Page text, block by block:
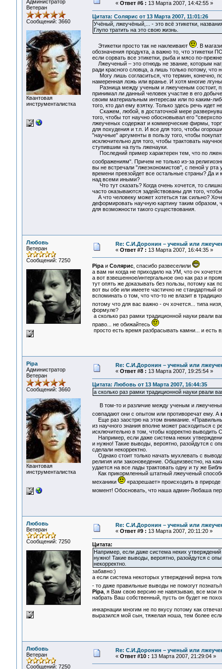
Администратор
Ветеран
Сообщений: 3660
Квантовая
инструменталистка
« Ответ #6 : 13 Марта 2007, 14:42:55 »
Цитата: Солярис от 13 Марта 2007, 11:01:26
Учёный, лжеучёный,... - это всё этикетки,
Глупо тратить на это свою жизнь.
Этикетки просто так не наклеивают
. В
обозначения продукта, а важно то, что
если сорвать все этикетки, рыба и мясо по-
Лжеученый – это отнюдь не звание, которым
ради красного словца, а лишь только потому,
Могу лишь согласиться, что термин, конечно,
намеренная ложь или вранье. И хотя многие
Разница между ученым и лжеученым состоит,
принимал ли данный человек участие в его
своим материальным интересам или по каким-
того, кто дал ему взятку. Только здесь речь идет
Скажем, любой, в достаточной мере
того, чтобы тот научно обосновывал его
лжеученых содержат и коммерческие фирмы,
для похудения и т.п. И все для того, чтобы
"научные" аргументы в пользу того, чтобы
исключительно для того, чтобы трактовать
ступившим на путь лженауки.
Последний пример характерен тем, что по
соображениям". Причем не только из-за
вы не встречали "лжеэкономистов", с пеной у
времени превзойдет все остальные страны? Да и
над всеми иными?
Что тут сказать? Когда очень хочется, то
часто оказываются задействованы для того,
А что человеку может хотеться так сильно?
деформировать научную картину таким образом,
для возможности такого существования.
Любовь
Ветеран
Сообщений: 7250
Re: С.И.Доронин – ученый или
« Ответ #7 : 13 Марта 2007, 16:44:35 »
Pipaи Солярис, спасибо развеселили
а вам ни когда не приходило на УМ, что оч
а вот взвешенное/интергальное оно как раз и
тут опять же доказывать без пользы, потому как
вот вы обе или имеете частично не стандартный
вспоминать о том, что что-то не влазит в
потому что для вас важно - оч хочется... типа
формуле?
а сколько раз рамки традиционной науки рвали
право... не обижайтесь
просто есть время разбрасывать камни... и есть
Pipa
Администратор
Ветеран
Сообщений: 3660
Квантовая
инструменталистка
Re: С.И.Доронин – ученый или
« Ответ #8 : 13 Марта 2007, 19:25:54 »
Цитата: Любовь от 13 Марта 2007, 16:44:35
а сколько раз рамки традиционной науки рвали
В том-то и различие между ученым и
совпадают они с опытом или противоречат ему. А
Еще раз заострю на этом внимание.
из научного знания вполне может расходиться с
исключительно в том, чтобы корректно
Например, если даже система неких
и нужно! Такие выводы, вероятно, разойдутся с
сделали некорректно.
Однако стоит только начать мухлевать с
религия или законоведение. Общеизвестно, на
удается на все лады трактовать одну и ту же
Как прикормленный штатный лжеученый
механики
«разрешает» происходить в
момент! Обосновать, что наша админ-Любаша
Любовь
Ветеран
Сообщений: 7250
Re: С.И.Доронин – ученый или
« Ответ #9 : 13 Марта 2007, 20:11:20 »
Цитата:
Например, если даже система неких
нужно! Такие выводы, вероятно, разойдутся с
некорректно.
забавно:)
а если система некоторых утверждений верна
- то даже правильные выводы не помогут
Pipa, я Вам свою версию не навязываю, все мои
набрать Ваш собственный, пусть он будет не
инкарнации многим не по вкусу потому как
выразился мой сын, тяжелая ноша, тем более
Любовь
Ветеран
Сообщений: 7250
Re: С.И.Доронин – ученый или
« Ответ #10 : 13 Марта 2007, 21:29:04 »